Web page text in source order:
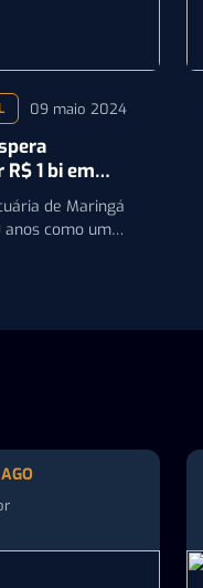
09 maio 2024
1 bi em
de Maringá
como um